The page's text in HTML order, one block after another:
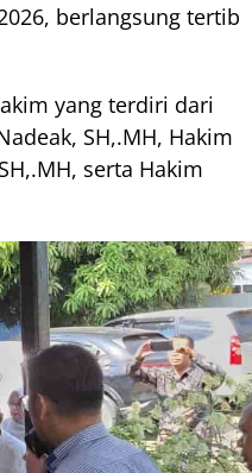
berlangsung tertib
yang terdiri dari
SH,.MH, Hakim
serta Hakim